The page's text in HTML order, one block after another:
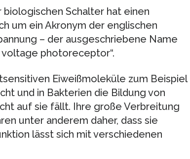
Schalter hat einen
um ein Akronym der englischen
– der ausgeschriebene Name
photoreceptor“.
Eiweißmoleküle zum Beispiel
und in Bakterien die Bildung von
auf sie fällt. Ihre große Verbreitung
unter anderem daher, dass sie
lässt sich mit verschiedenen